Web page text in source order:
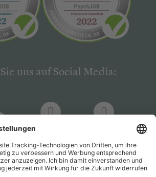
uns auf Social Media:
Hogrefe
Verlag
Hogrefe
Verlag